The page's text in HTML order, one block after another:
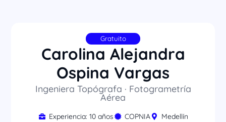
Gratuito
Carolina Alejandra
Ospina Vargas
Ingeniera Topógrafa · Fotogrametría
Aérea
Experiencia: 10 años COPNIA Medellín